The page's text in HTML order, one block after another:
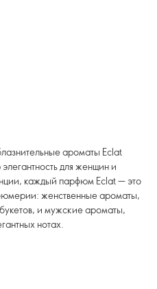
ароматы Eclat
для женщин и
каждый парфюм Eclat — это
женственные ароматы,
и мужские ароматы,
нотах.